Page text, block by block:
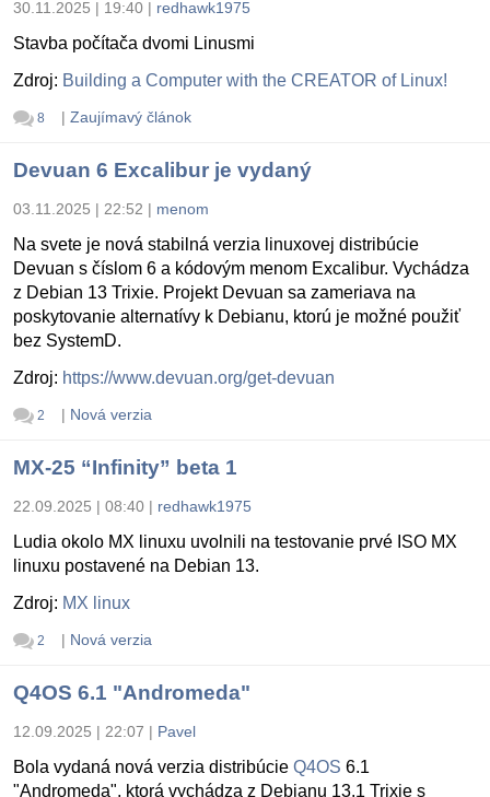
30.11.2025 | 19:40 | redhawk1975
Stavba počítača dvomi Linusmi
Zdroj: Building a Computer with the CREATOR of Linux!
8 | Zaujímavý článok
Devuan 6 Excalibur je vydaný
03.11.2025 | 22:52 | menom
Na svete je nová stabilná verzia linuxovej distribúcie
Devuan s číslom 6 a kódovým menom Excalibur. Vychádza
z Debian 13 Trixie. Projekt Devuan sa zameriava na
poskytovanie alternatívy k Debianu, ktorú je možné použiť
bez SystemD.
Zdroj: https://www.devuan.org/get-devuan
2 | Nová verzia
MX-25 “Infinity” beta 1
22.09.2025 | 08:40 | redhawk1975
Ludia okolo MX linuxu uvolnili na testovanie prvé ISO MX
linuxu postavené na Debian 13.
Zdroj: MX linux
2 | Nová verzia
Q4OS 6.1 "Andromeda"
12.09.2025 | 22:07 | Pavel
Bola vydaná nová verzia distribúcie Q4OS 6.1
"Andromeda", ktorá vychádza z Debianu 13.1 Trixie s